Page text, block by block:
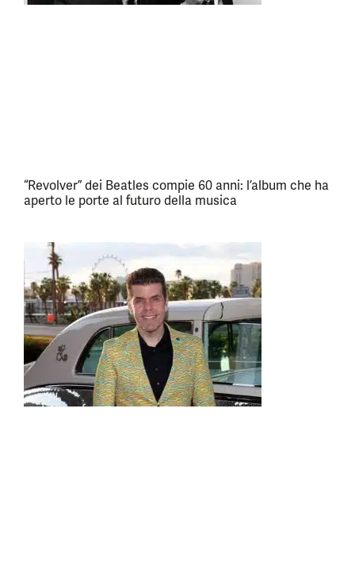
“Revolver” dei Beatles compie 60 anni: l’album che ha
aperto le porte al futuro della musica